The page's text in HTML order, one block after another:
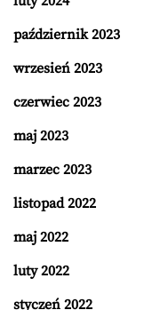
październik 2023
wrzesień 2023
czerwiec 2023
maj 2023
marzec 2023
listopad 2022
maj 2022
luty 2022
styczeń 2022